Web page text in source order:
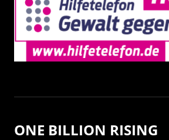
ONE BILLION RISING